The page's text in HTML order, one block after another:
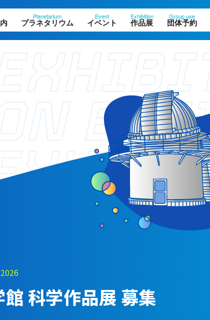
Planetarium
プラネタリウム
Event
イベント
Exhibition
作品展
Group use
団体予約
インフォメーション ア
学館ボランティア募
お知らせ
サイトポリシー
プライバシーポリシー
お問い合わせ
プラネタリウ
科学作品展 募集